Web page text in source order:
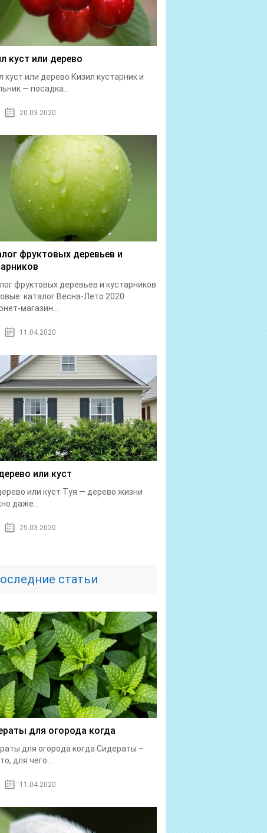
куст или дерево
куст или дерево Кизил кустарник и
— посадка...
20.03.2020
фруктовых деревьев и
фруктовых деревьев и кустарников
каталог Весна-Лето 2020
магазин...
11.04.2020
или куст
или куст Туя — дерево жизни
даже...
25.03.2020
статьи
для огорода когда
для огорода когда Сидераты –
для чего...
11.04.2020